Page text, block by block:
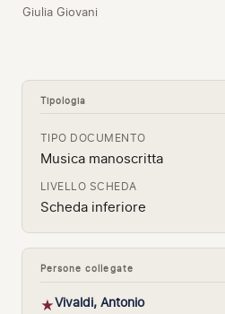
Giulia Giovani
Tipologia
TIPO DOCUMENTO
Musica manoscritta
LIVELLO SCHEDA
Scheda inferiore
Persone collegate
★Vivaldi, Antonio